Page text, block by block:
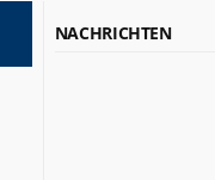
NACHRICHTEN